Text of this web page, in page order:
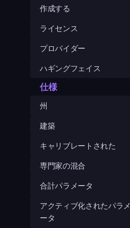
作成する
ライセンス
プロバイダー
ハギングフェイス
仕様
州
建築
キャリブレートされた
専門家の混合
合計パラメータ
アクティブ化されたパラメ
ータ